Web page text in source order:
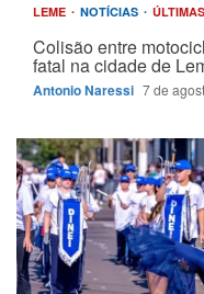
LEME NOTÍCIAS
Colisão entre
fatal na cidade de
Antonio Naressi 7 de